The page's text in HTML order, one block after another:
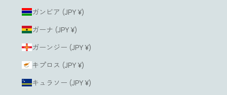
ガンビア (JPY ¥)
ガーナ (JPY ¥)
ガーンジー (JPY ¥)
キプロス (JPY ¥)
キュラソー (JPY ¥)